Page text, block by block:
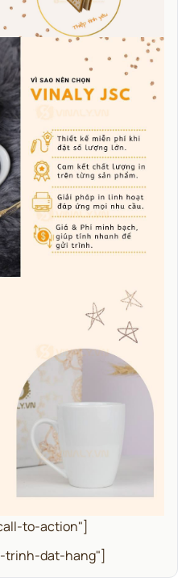
to-action"]
trinh-dat-hang"]